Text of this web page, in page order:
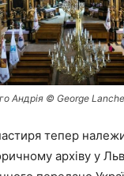
Андрія © George
тепер
архіву у